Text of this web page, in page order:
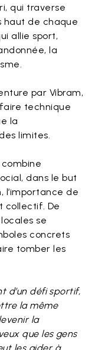
qui traverse
haut de chaque
allie sport,
la
par Vibram,
technique
la
limites.
dans le but
l’importance de
collectif. De
se
concrets
tomber les
d’un défi sportif,
la même
la
que les gens